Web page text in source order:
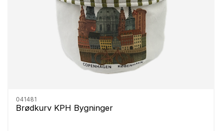
041481
Brødkurv KPH Bygninger